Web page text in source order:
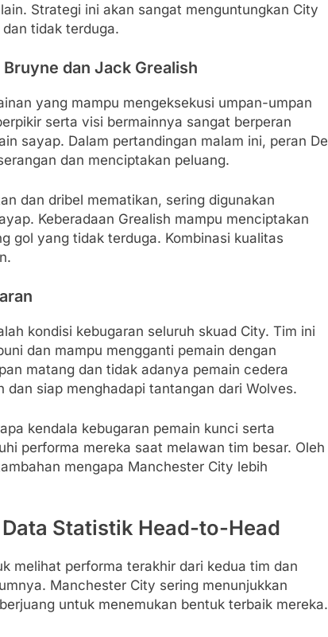
Strategi ini akan sangat menguntungkan City
tidak terduga.
dan Jack Grealish
yang mampu mengeksekusi umpan-umpan
serta visi bermainnya sangat berperan
sayap. Dalam pertandingan malam ini, peran De
dan menciptakan peluang.
dan dribel mematikan, sering digunakan
Keberadaan Grealish mampu menciptakan
gol yang tidak terduga. Kombinasi kualitas
kondisi kebugaran seluruh skuad City. Tim ini
dan mampu mengganti pemain dengan
matang dan tidak adanya pemain cedera
siap menghadapi tantangan dari Wolves.
kendala kebugaran pemain kunci serta
performa mereka saat melawan tim besar. Oleh
mengapa Manchester City lebih
Statistik Head-to-Head
melihat performa terakhir dari kedua tim dan
Manchester City sering menunjukkan
untuk menemukan bentuk terbaik mereka.